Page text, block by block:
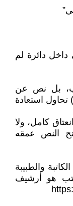
دائرة لم
بل نص عن
تحاول استعادة
كامل، ولا
النص عمقه
شريقي. (10 أغسطس, 2024). الكاتبة والطبيبة
هو أرشيف